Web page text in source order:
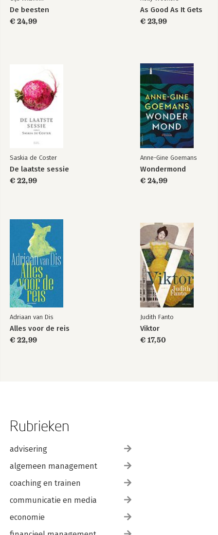
De beesten
€ 24,99
As Good As It Gets
€ 23,99
Saskia de Coster
De laatste sessie
€ 22,99
Anne-Gine Goemans
Wondermond
€ 24,99
Adriaan van Dis
Alles voor de reis
€ 22,99
Judith Fanto
Viktor
€ 17,50
Rubrieken
advisering
algemeen management
coaching en trainen
communicatie en media
economie